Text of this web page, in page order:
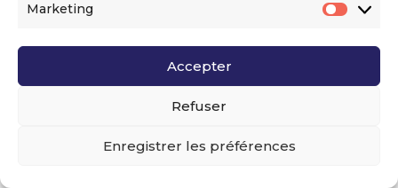
Marketing
Accepter
Refuser
Enregistrer les préférences